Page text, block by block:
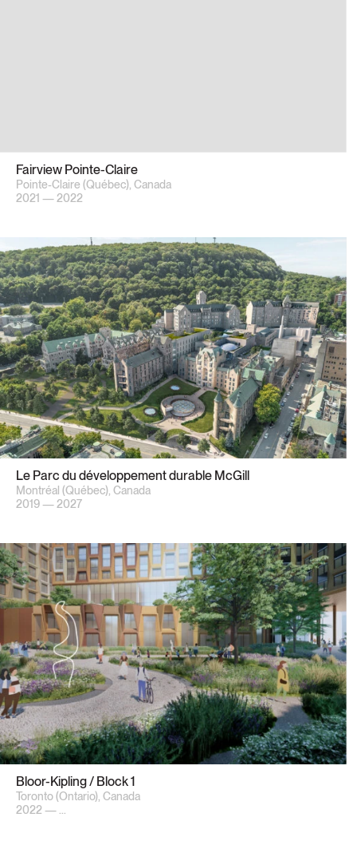
Fairview Pointe-Claire
Pointe-Claire (Québec), Canada
2021 — 2022
Le Parc du développement durable McGill
Montréal (Québec), Canada
2019 — 2027
Bloor-Kipling / Block 1
Toronto (Ontario), Canada
2022 — ...